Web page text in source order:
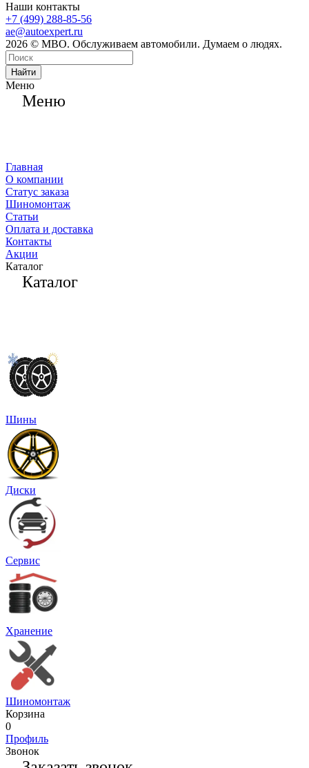
Наши контакты
+7 (499) 288-85-56
ae@autoexpert.ru
2026 © МВО. Обслуживаем автомобили. Думаем о людях.
Найти
Меню
Меню
Главная
О компании
Статус заказа
Шиномонтаж
Статьи
Оплата и доставка
Контакты
Акции
Каталог
Каталог
Шины
Диски
Сервис
Хранение
Шиномонтаж
Корзина
0
Профиль
Звонок